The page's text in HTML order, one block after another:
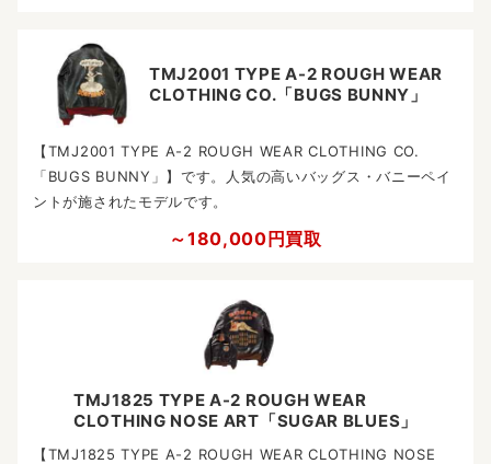
TMJ2001 TYPE A-2 ROUGH WEAR
CLOTHING CO.「BUGS BUNNY」
【TMJ2001 TYPE A-2 ROUGH WEAR CLOTHING CO.
「BUGS BUNNY」】です。人気の高いバッグス・バニーペイ
ントが施されたモデルです。
～180,000円買取
TMJ1825 TYPE A-2 ROUGH WEAR
CLOTHING NOSE ART「SUGAR BLUES」
【TMJ1825 TYPE A-2 ROUGH WEAR CLOTHING NOSE